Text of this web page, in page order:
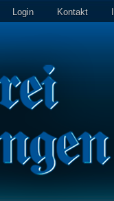
Kontakt
Login